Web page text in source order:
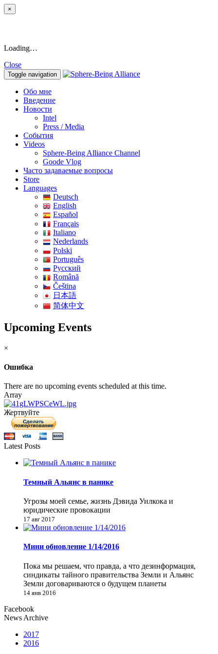
×
Loading…
Close
Toggle navigation
Обо мне
Введение
Новости
Intel
Press / Media
События
Videos
Sphere-Being Alliance Channel
Goode Vlog
Часто задаваемые вопросы
Store
Languages
Deutsch
English
Español
Français
Italiano
Nederlands
Polski
Português
Pусский
Română
Čeština
日本語
简体中文
Upcoming Events
×
Ошибка
There are no upcoming events scheduled at this time.
Array
Жертвуйте
Latest Posts
Темный Альянс в панике
Угрозы моей семье, жизнь Дэвида Уилкока и
юридические провокации
17 авг 2017
Мини обновление 1/14/2016
Пока мы решаем, что правда, а что дезинформация,
синдикаты тайного правительства Земли и Альянс
Земли договариваются о будущем планеты
14 янв 2016
Facebook
News Archive
2017
2016